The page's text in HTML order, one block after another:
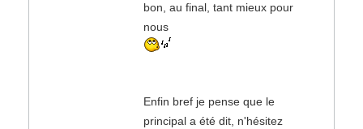
bon, au final, tant mieux pour
nous
Enfin bref je pense que le
principal a été dit, n'hésitez